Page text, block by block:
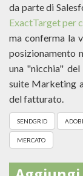
da parte di
ExactTarget per
ma conferma la
posizionamento
una "nicchia"
suite Marketing
del fatturato.
SENDGRID
MERCATO